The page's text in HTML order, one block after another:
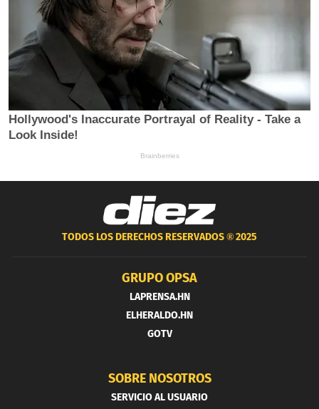
TODOS LOS DERECHOS RESERVADOS ®2025
GRUPO OPSA
LAPRENSA.HN
ELHERALDO.HN
GOTV
SOBRE NOSOTROS
SERVICIO AL USUARIO